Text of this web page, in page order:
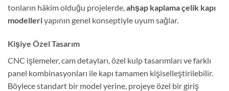
tonların hâkim olduğu projelerde,ahşap kaplama çelik kapı
modelleriyapının genel konseptiyle uyum sağlar.
Kişiye Özel Tasarım
CNC işlemeler, cam detayları, özel kulp tasarımları ve farklı
panel kombinasyonları ile kapı tamamen kişiselleştirilebilir.
Böylece standart bir model yerine, projeye özel bir giriş